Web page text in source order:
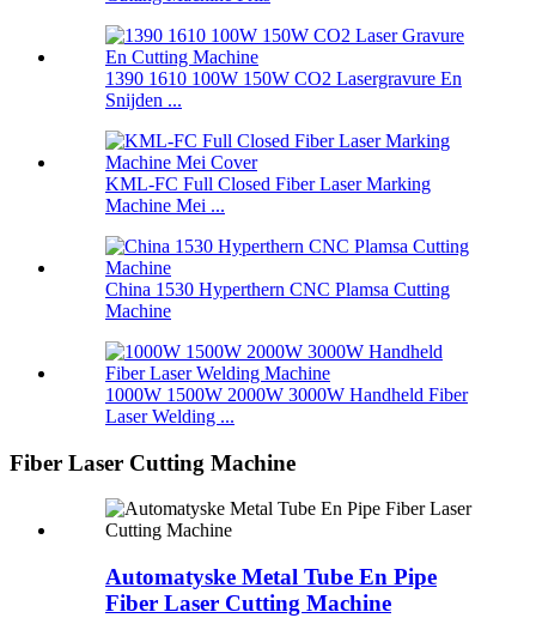
1390 1610 100W 150W CO2 Lasergravure En
Snijden ...
KML-FC Full Closed Fiber Laser Marking
Machine Mei ...
China 1530 Hyperthern CNC Plamsa Cutting
Machine
1000W 1500W 2000W 3000W Handheld Fiber
Laser Welding ...
Fiber Laser Cutting Machine
Automatyske Metal Tube En Pipe
Fiber Laser Cutting Machine